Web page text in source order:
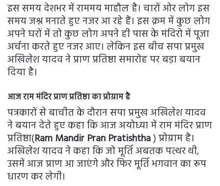
इस समय देशभर में राममय माहौल है। चारों ओर लोग इस
समय जश्न मनाते हुए नजर आ रहे हैं। इस क्रम में कुछ लोग
अपने घरों में तो कुछ लोग अपने ही पास के मंदिरो में पूजा
अर्चना करते हुए नजर आए। लेकिन इस बीच सपा प्रमुख
अखिलेश यादव ने प्राण प्रतिष्ठा समारोह पर बड़ा बयान
दिया है।
आज राम मंदिर प्राण प्रतिष्ठा का प्रोग्राम है
पत्रकारों से बाचीत के दौरान सपा प्रमुख अखिलेश यादव
ने बयान देते हुए कहा कि आज अयोध्या में राम मंदिर प्राण
प्रतिष्ठा(Ram Mandir Pran Pratishtha) प्रोग्राम है।
अखिलेश यादव ने कहा कि जो मूर्ति अबतक पत्थर थी,
उसमें आज प्राण आ जाएंगे और फिर मूर्ति भगवान का रूप
धारण कर लेगी।